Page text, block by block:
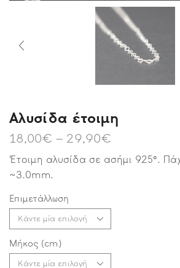
Αλυσίδα έτοιμη
18,00€ – 29,90€
Έτοιμη αλυσίδα σε ασήμι 925°.
~3.0mm.
Επιμετάλλωση
Μήκος (cm)